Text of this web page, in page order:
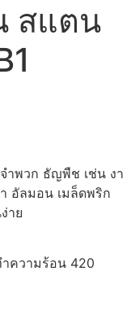
สแตน
ำพวก ธัญพืช เช่น งา
อัลมอน เมล็ดพริก
าย
ความร้อน 420